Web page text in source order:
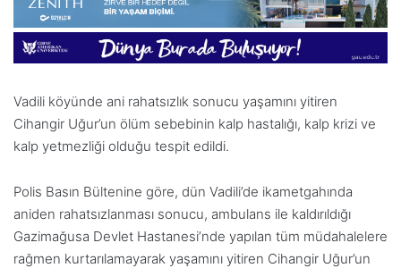
Vadili köyünde ani rahatsızlık sonucu yaşamını yitiren
Cihangir Uğur’un ölüm sebebinin kalp hastalığı, kalp krizi ve
kalp yetmezliği olduğu tespit edildi.
Polis Basın Bültenine göre, dün Vadili’de ikametgahında
aniden rahatsızlanması sonucu, ambulans ile kaldırıldığı
Gazimağusa Devlet Hastanesi’nde yapılan tüm müdahalelere
rağmen kurtarılamayarak yaşamını yitiren Cihangir Uğur’un